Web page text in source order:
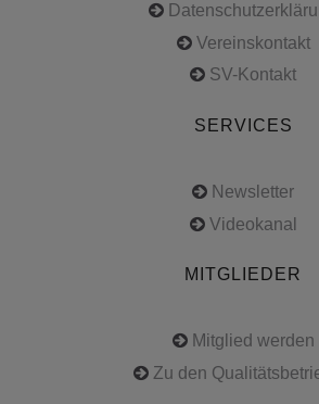
Vereinskontakt
SV-Kontakt
SERVICES
Newsletter
Videokanal
MITGLIEDER
Mitglied werden
Zu den